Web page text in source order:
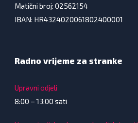
Matični broj: 02562154
IBAN: HR4324020061802400001
Radno vrijeme za stranke
Upravni odjeli
8:00 – 13:00 sati